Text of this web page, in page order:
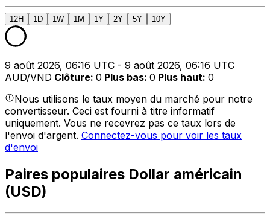
12H 1D 1W 1M 1Y 2Y 5Y 10Y
9 août 2026, 06:16 UTC - 9 août 2026, 06:16 UTC
AUD/VND Clôture: 0 Plus bas: 0 Plus haut: 0
Nous utilisons le taux moyen du marché pour notre
convertisseur. Ceci est fourni à titre informatif
uniquement. Vous ne recevrez pas ce taux lors de
l'envoi d'argent. Connectez-vous pour voir les taux
d'envoi
Paires populaires Dollar américain
(USD)